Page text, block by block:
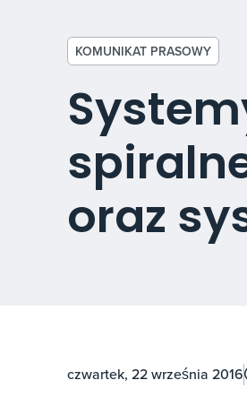
KOMUNIKAT PRASOWY
oraz
czwartek, 22 września 2016